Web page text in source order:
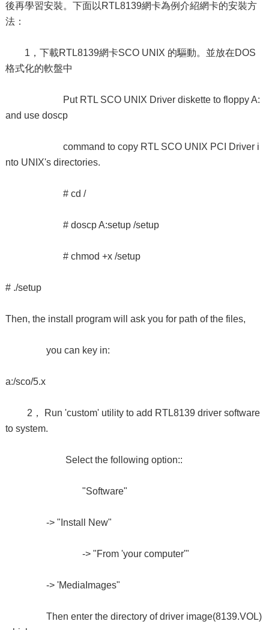
後再學習安裝。下面以RTL8139網卡為例介紹網卡的安裝方
法：
1，下載RTL8139網卡SCO UNIX 的驅動。並放在DOS
格式化的軟盤中
Put RTL SCO UNIX Driver diskette to floppy A:
and use doscp
command to copy RTL SCO UNIX PCI Driver i
nto UNIX's directories.
# cd /
# doscp A:setup /setup
# chmod +x /setup
# ./setup
Then, the install program will ask you for path of the files,
you can key in:
a:/sco/5.x
2， Run 'custom' utility to add RTL8139 driver software
to system.
Select the following option::
"Software"
-> "Install New"
-> "From 'your computer'"
-> 'MediaImages"
Then enter the directory of driver image(8139.VOL)